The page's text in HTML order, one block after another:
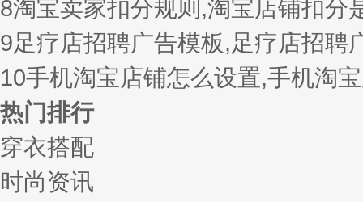
8淘宝卖家扣分规则,淘宝店铺扣分
9足疗店招聘广告模板,足疗店招聘
10手机淘宝店铺怎么设置,手机淘
热门排行
穿衣搭配
时尚资讯